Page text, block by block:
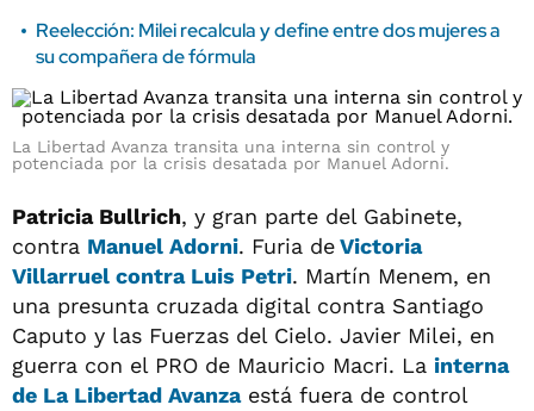
Reelección: Milei recalcula y define entre dos mujeres a
su compañera de fórmula
La Libertad Avanza transita una interna sin control y
potenciada por la crisis desatada por Manuel Adorni.
Patricia Bullrich, y gran parte del Gabinete,
contra Manuel Adorni. Furia deVictoria
Villarruel contra Luis Petri. Martín Menem, en
una presunta cruzada digital contra Santiago
Caputo y las Fuerzas del Cielo. Javier Milei, en
guerra con el PRO de Mauricio Macri. La interna
de La Libertad Avanzaestá fuera de control